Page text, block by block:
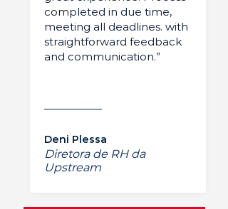
completed in due time,
meeting all deadlines. with
straightforward feedback
and communication.”
Deni Plessa
Diretora de RH da
Upstream